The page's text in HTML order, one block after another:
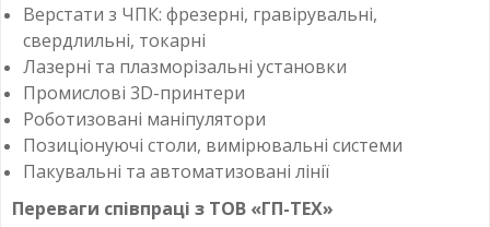
Верстати з ЧПК: фрезерні, гравірувальні,
свердлильні, токарні
Лазерні та плазморізальні установки
Промислові 3D-принтери
Роботизовані маніпулятори
Позиціонуючі столи, вимірювальні системи
Пакувальні та автоматизовані лінії
Переваги співпраці з ТОВ «ГП-ТЕХ»